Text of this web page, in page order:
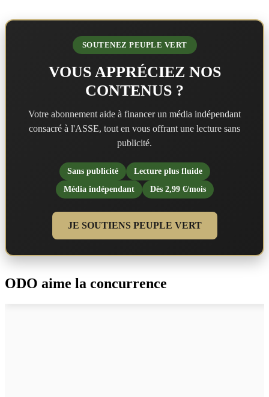
SOUTENEZ PEUPLE VERT
VOUS APPRÉCIEZ NOS
CONTENUS ?
Votre abonnement aide à financer un média indépendant
consacré à l'ASSE, tout en vous offrant une lecture sans
publicité.
Sans publicité
Lecture plus fluide
Média indépendant
Dès 2,99 €/mois
JE SOUTIENS PEUPLE VERT
ODO aime la concurrence